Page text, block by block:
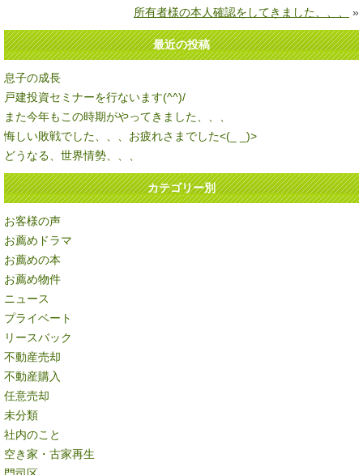
所有者様の本人確認をしてきました、、、
»
最近の投稿
息子の成長
戸建投資セミナーを行ないます(^^)/
また今年もこの時期がやってきました、、、
悔しい敗戦でした、、、お疲れさまでした<(_ _)>
どうなる、世界情勢、、、
カテゴリー別
お客様の声
お薦めドラマ
お薦めの本
お薦め物件
ニュース
プライベート
リースバック
不動産売却
不動産購入
任意売却
未分類
社内のこと
空き家・古家再生